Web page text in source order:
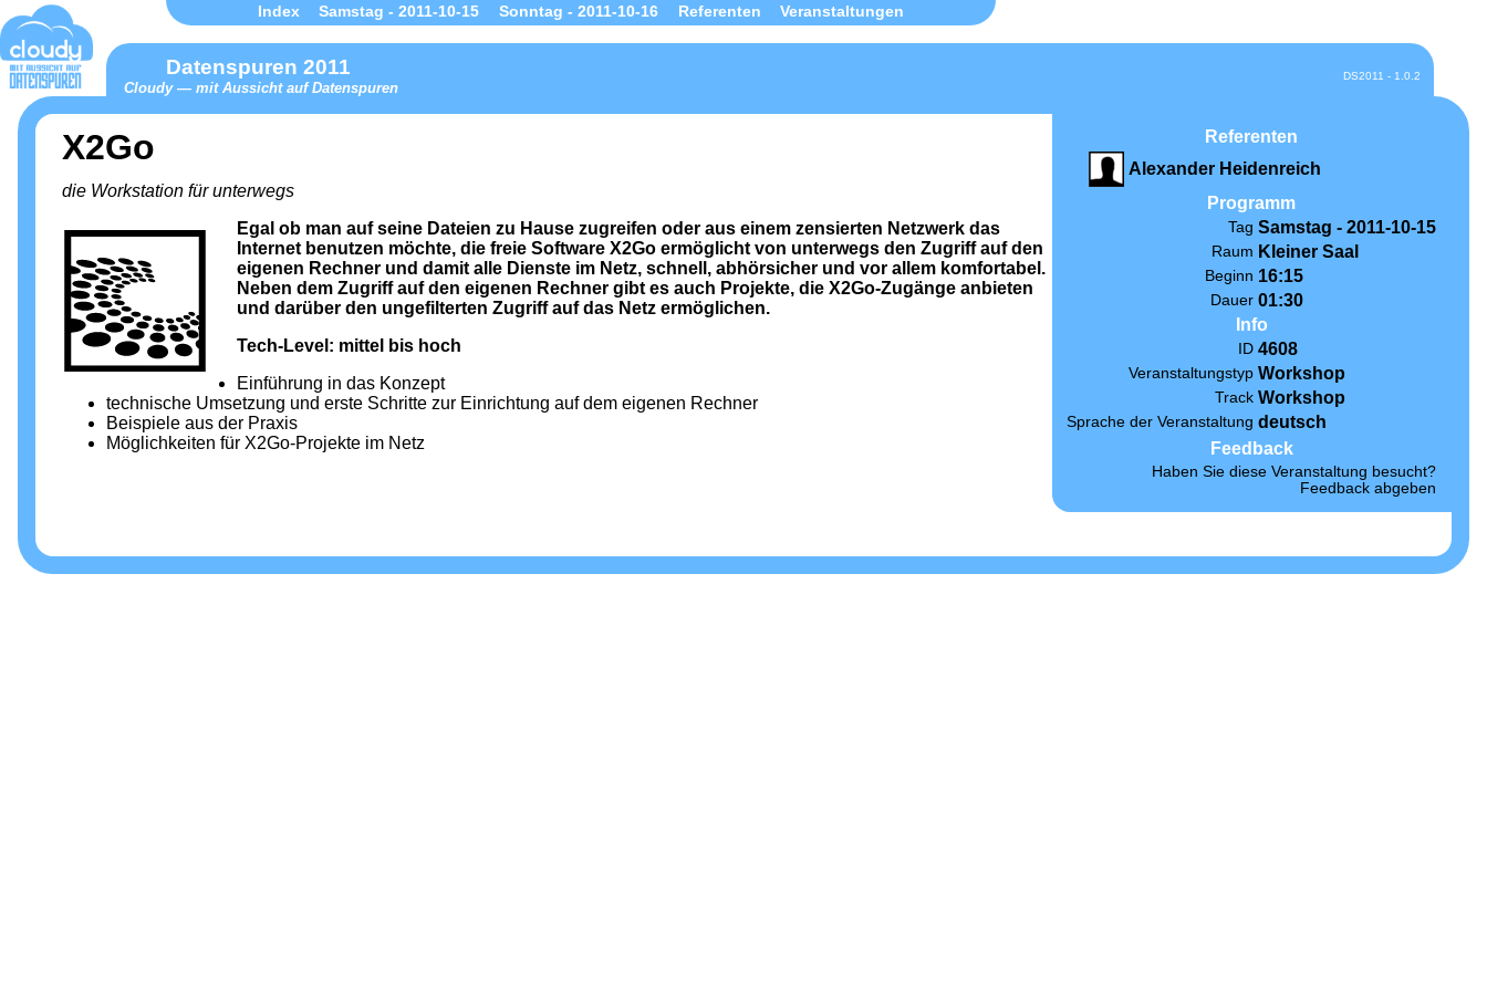
Index Samstag - 2011-10-15 Sonntag - 2011-10-16 Referenten Veranstaltungen
DS2011 - 1.0.2
Datenspuren 2011
Cloudy — mit Aussicht auf Datenspuren
Referenten
Alexander Heidenreich
Programm
Tag Samstag - 2011-10-15
Raum Kleiner Saal
Beginn 16:15
Dauer 01:30
Info
ID 4608
Veranstaltungstyp Workshop
Track Workshop
Sprache der Veranstaltung deutsch
Feedback
Haben Sie diese Veranstaltung besucht?
Feedback abgeben
X2Go
die Workstation für unterwegs
Egal ob man auf seine Dateien zu Hause zugreifen oder aus einem zensierten Netzwerk das
Internet benutzen möchte, die freie Software X2Go ermöglicht von unterwegs den Zugriff auf den
eigenen Rechner und damit alle Dienste im Netz, schnell, abhörsicher und vor allem komfortabel.
Neben dem Zugriff auf den eigenen Rechner gibt es auch Projekte, die X2Go-Zugänge anbieten
und darüber den ungefilterten Zugriff auf das Netz ermöglichen.
Tech-Level: mittel bis hoch
Einführung in das Konzept
technische Umsetzung und erste Schritte zur Einrichtung auf dem eigenen Rechner
Beispiele aus der Praxis
Möglichkeiten für X2Go-Projekte im Netz